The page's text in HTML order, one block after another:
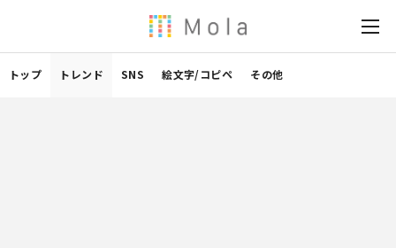
トップ トレンド SNS 絵文字/コピペ その他